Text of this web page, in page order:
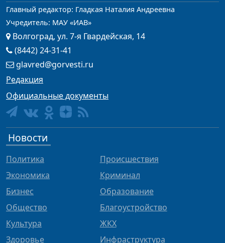
Главный редактор: Гладкая Наталия Андреевна
Учредитель: МАУ «ИАВ»
Волгоград, ул. 7-я Гвардейская, 14
(8442) 24-31-41
glavred@gorvesti.ru
Редакция
Официальные документы
Новости
Политика
Экономика
Бизнес
Общество
Культура
Здоровье
Происшествия
Криминал
Образование
Благоустройство
ЖКХ
Инфраструктура